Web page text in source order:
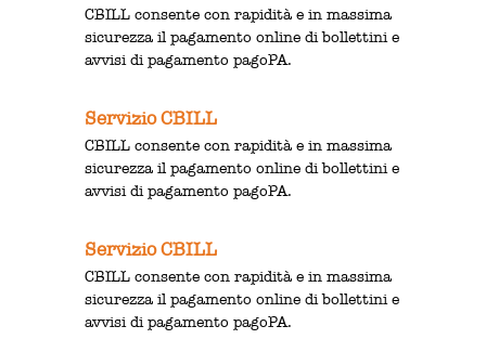
CBILL consente con rapidità e in massima
sicurezza il pagamento online di bollettini e
avvisi di pagamento pagoPA.
Servizio CBILL
CBILL consente con rapidità e in massima
sicurezza il pagamento online di bollettini e
avvisi di pagamento pagoPA.
Servizio CBILL
CBILL consente con rapidità e in massima
sicurezza il pagamento online di bollettini e
avvisi di pagamento pagoPA.